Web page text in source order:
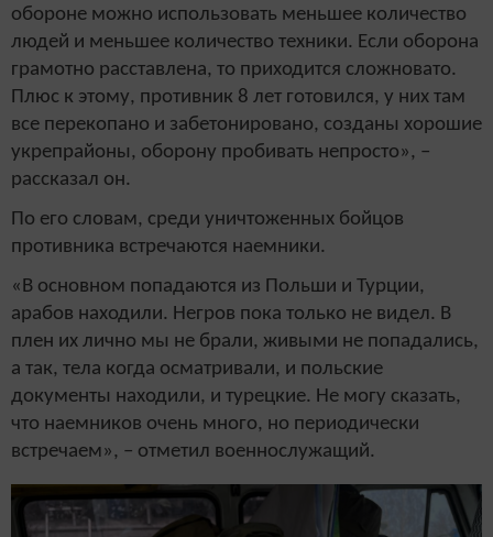
обороне можно использовать меньшее количество
людей и меньшее количество техники. Если оборона
грамотно расставлена, то приходится сложновато.
Плюс к этому, противник 8 лет готовился, у них там
все перекопано и забетонировано, созданы хорошие
укрепрайоны, оборону пробивать непросто», –
рассказал он.
По его словам, среди уничтоженных бойцов
противника встречаются наемники.
«В основном попадаются из Польши и Турции,
арабов находили. Негров пока только не видел. В
плен их лично мы не брали, живыми не попадались,
а так, тела когда осматривали, и польские
документы находили, и турецкие. Не могу сказать,
что наемников очень много, но периодически
встречаем», – отметил военнослужащий.